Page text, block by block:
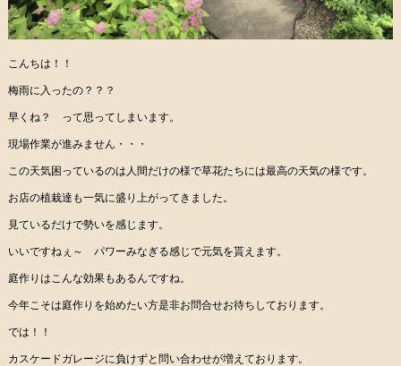
こんちは！！
梅雨に入ったの？？？
早くね？ って思ってしまいます。
現場作業が進みません・・・
この天気困っているのは人間だけの様で草花たちには最高の天気の様です。
お店の植栽達も一気に盛り上がってきました。
見ているだけで勢いを感じます。
いいですねぇ～ パワーみなぎる感じで元気を貰えます。
庭作りはこんな効果もあるんですね。
今年こそは庭作りを始めたい方是非お問合せお待ちしております。
では！！
カスケードガレージに負けずと問い合わせが増えております。